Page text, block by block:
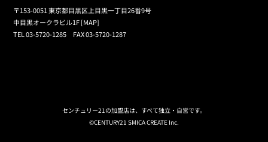
〒153-0051 東京都目黒区上目黒一丁目26番9号
中目黒オークラビル1F[MAP]
TEL 03-5720-1285 FAX 03-5720-1287
センチュリー21の加盟店は、すべて独立・自営です。
©CENTURY21 SMICA CREATE Inc.